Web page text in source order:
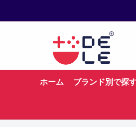
to
ホーム ブランド別で探